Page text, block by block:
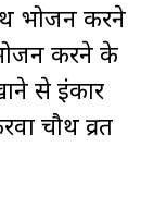
भोजन करने
करने के
से इंकार
चौथ व्रत